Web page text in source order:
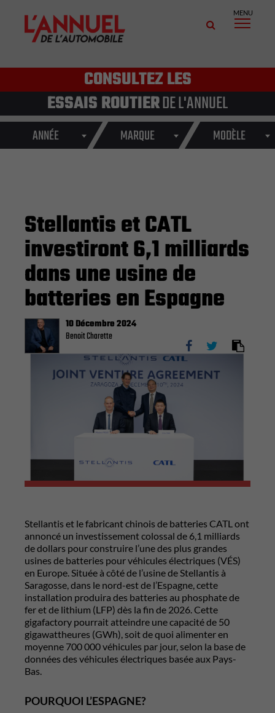
MENU
CONSULTEZ LES
ESSAIS ROUTIERDE L'ANNUEL
ANNÉE MARQUE MODÈLE
Stellantis et CATL
investiront 6,1 milliards
dans une usine de
batteries en Espagne
10 Décembre 2024
Benoit Charette
Stellantis et le fabricant chinois de batteries CATL ont
annoncé un investissement colossal de 6,1 milliards
de dollars pour construire l’une des plus grandes
usines de batteries pour véhicules électriques (VÉS)
en Europe. Située à côté de l’usine de Stellantis à
Saragosse, dans le nord-est de l’Espagne, cette
installation produira des batteries au phosphate de
fer et de lithium (LFP) dès la fin de 2026. Cette
gigafactory pourrait atteindre une capacité de 50
gigawattheures (GWh), soit de quoi alimenter en
moyenne 700 000 véhicules par jour, selon la base de
données des véhicules électriques basée aux Pays-
Bas.
POURQUOI L’ESPAGNE?